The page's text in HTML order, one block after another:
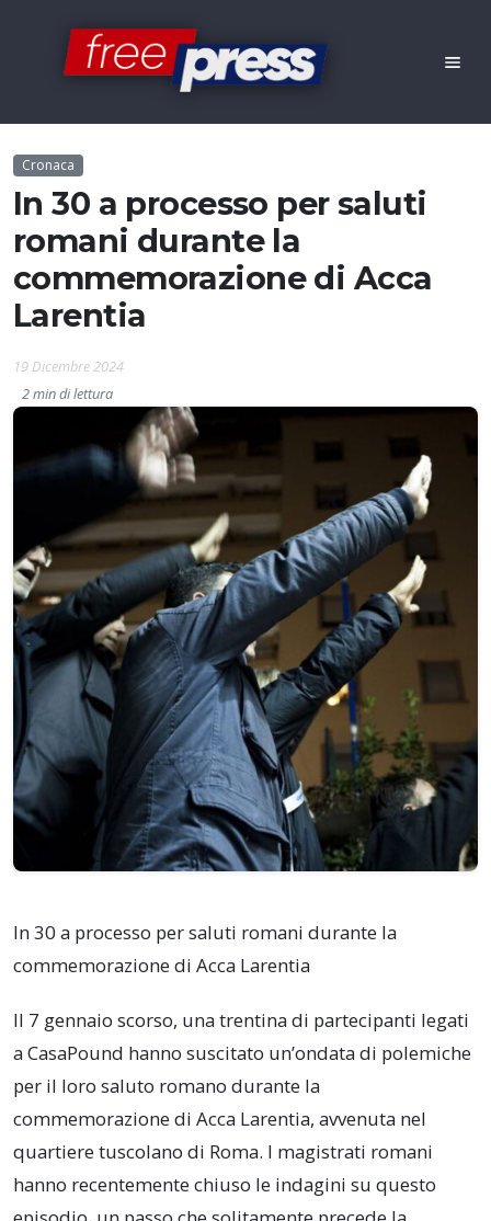
Cronaca
In 30 a processo per saluti
romani durante la
commemorazione di Acca
Larentia
19 Dicembre 2024
2 min di lettura
In 30 a processo per saluti romani durante la
commemorazione di Acca Larentia
Il 7 gennaio scorso, una trentina di partecipanti legati
a CasaPound hanno suscitato un’ondata di polemiche
per il loro saluto romano durante la
commemorazione di Acca Larentia, avvenuta nel
quartiere tuscolano di Roma. I magistrati romani
hanno recentemente chiuso le indagini su questo